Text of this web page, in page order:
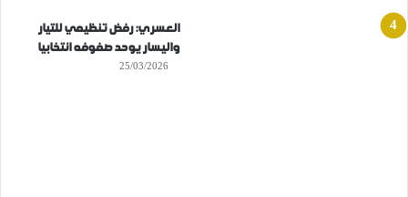
العسري: رفض تنظيمي للتيار
واليسار يوحد صفوفه انتخابيا
25/03/2026